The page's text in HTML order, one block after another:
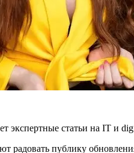
статьи на IT и
радовать публику